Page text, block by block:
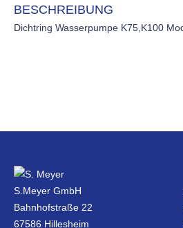
BESCHREIBUNG
Dichtring Wasserpumpe K75,K100
S.Meyer GmbH
Bahnhofstraße 22
67586 Hillesheim